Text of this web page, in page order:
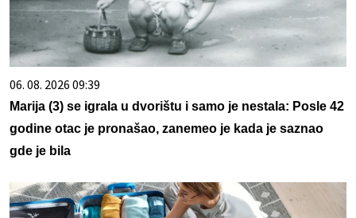
06. 08. 2026 09:39
Marija (3) se igrala u dvorištu i samo je nestala: Posle 42
godine otac je pronašao, zanemeo je kada je saznao
gde je bila